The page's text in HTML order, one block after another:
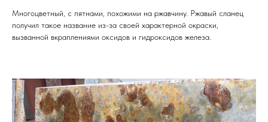
Многоцветный, с пятнами, похожими на ржавчину. Ржавый сланец
получил такое название из-за своей характерной окраски,
вызванной вкраплениями оксидов и гидроксидов железа.